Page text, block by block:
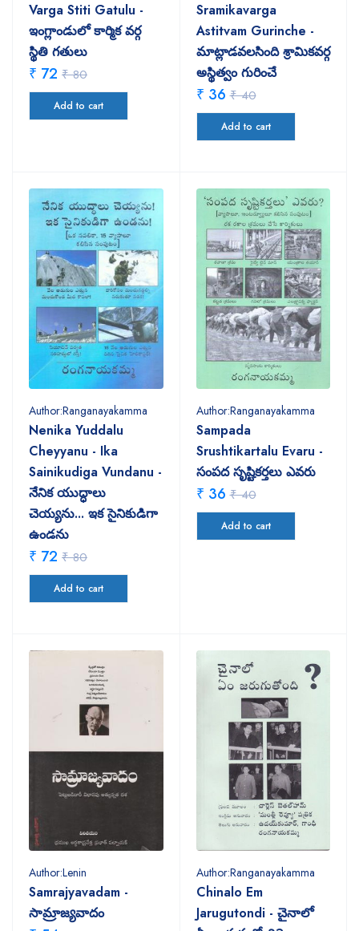
Varga Stiti Gatulu -
ఇంగ్లాండులో కార్మిక వర్గ
స్థితి గతులు
₹ 72 ₹ 80
Add to cart
Sramikavarga
Astitvam Gurinche -
మాట్లాడవలసింది శ్రామికవర్గ
అస్థిత్వం గురించే
₹ 36 ₹ 40
Add to cart
Author:Ranganayakamma
Nenika Yuddalu
Cheyyanu - Ika
Sainikudiga Vundanu -
నేనిక యుద్ధాలు
చెయ్యను... ఇక సైనికుడిగా
ఉండను
₹ 72 ₹ 80
Add to cart
Author:Ranganayakamma
Sampada
Srushtikartalu Evaru -
సంపద సృష్టికర్తలు ఎవరు
₹ 36 ₹ 40
Add to cart
Author:Lenin
Samrajyavadam -
సామ్రాజ్యవాదం
Author:Ranganayakamma
Chinalo Em
Jarugutondi - చైనాలో